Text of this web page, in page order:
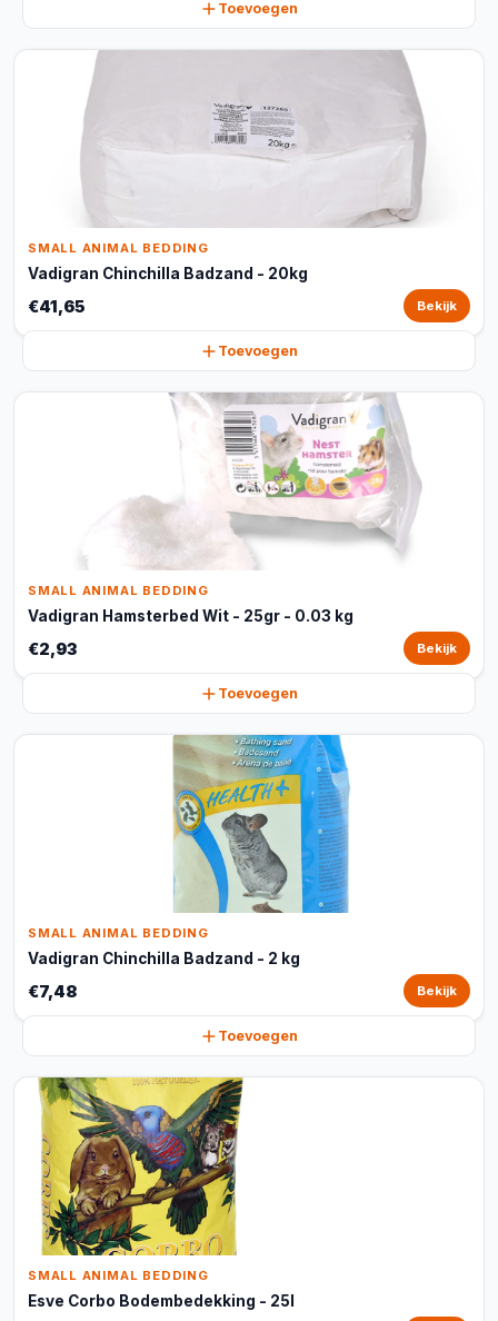
Toevoegen
SMALL ANIMAL BEDDING
Vadigran Chinchilla Badzand - 20kg
€41,65 Bekijk
Toevoegen
SMALL ANIMAL BEDDING
Vadigran Hamsterbed Wit - 25gr - 0.03 kg
€2,93 Bekijk
Toevoegen
SMALL ANIMAL BEDDING
Vadigran Chinchilla Badzand - 2 kg
€7,48 Bekijk
Toevoegen
SMALL ANIMAL BEDDING
Esve Corbo Bodembedekking - 25l